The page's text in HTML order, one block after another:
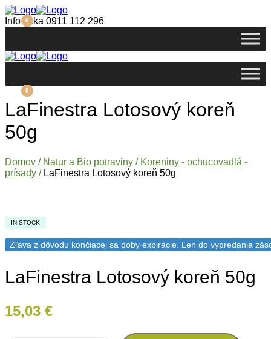
0
Info linka 0911 112 296
0
0
LaFinestra Lotosový koreň
50g
Domov / Natur a Bio potraviny / Koreniny - ochucovadlá -
prísady / LaFinestra Lotosový koreň 50g
IN STOCK
Zľava z dôvodu končiacej sa doby expirácie. Len do vypredania
LaFinestra Lotosový koreň 50g
15,03 €